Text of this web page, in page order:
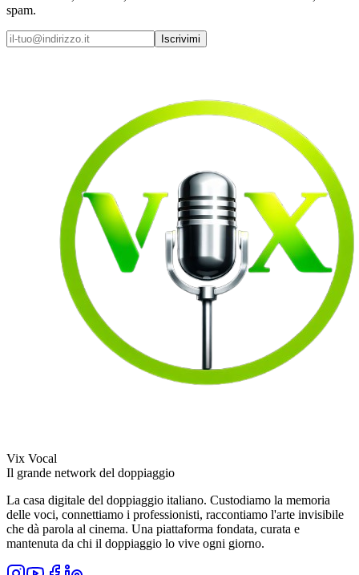
spam.
Iscrivimi
Vix Vocal
Il grande network del doppiaggio
La casa digitale del doppiaggio italiano. Custodiamo la memoria
delle voci, connettiamo i professionisti, raccontiamo l'arte invisibile
che dà parola al cinema. Una piattaforma fondata, curata e
mantenuta da chi il doppiaggio lo vive ogni giorno.